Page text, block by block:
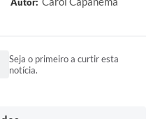
Autor:
Seja o primeiro a curtir esta
notícia.